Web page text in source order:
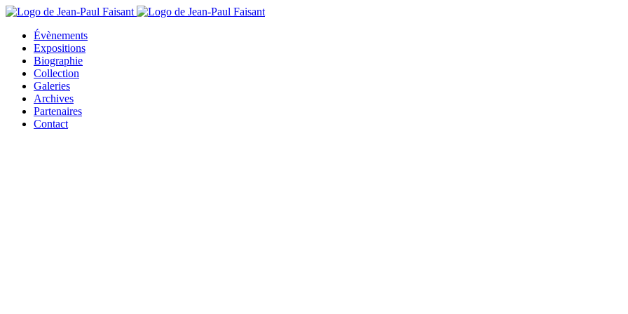
Évènements
Expositions
Biographie
Collection
Galeries
Archives
Partenaires
Contact